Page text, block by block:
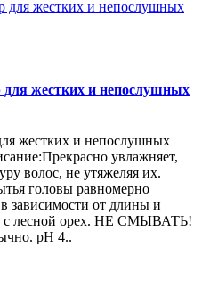
жестких и непослушных
жестких и непослушных
увлажняет,
волос, не утяжеляя их.
головы равномерно
зависимости от длины и
с лесной орех. НЕ СМЫВАТЬ!
pH 4..